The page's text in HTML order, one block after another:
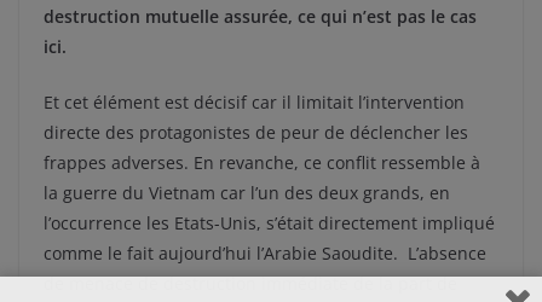
destruction mutuelle assurée, ce qui n’est pas le cas
ici.
Et cet élément est décisif car il limitait l’intervention
directe des protagonistes de peur de déclencher les
frappes adverses. En revanche, ce conflit ressemble à
la guerre du Vietnam car l’un des deux grands, en
l’occurrence les Etats-Unis, s’était directement impliqué
comme le fait aujourd’hui l’Arabie Saoudite. L’absence
de menace de destruction immédiate de la part de